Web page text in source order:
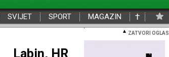
SVIJET SPORT MAGAZIN †
ZATVORI OGLAS
Poreč, HR